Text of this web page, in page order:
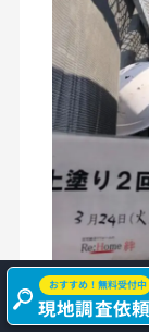
雨樋 上
おすすめ！無料受付中
現地調査依頼